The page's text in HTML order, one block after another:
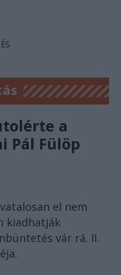
a
Pál Fülöp
el nem
kiadhatják
vár rá. II.